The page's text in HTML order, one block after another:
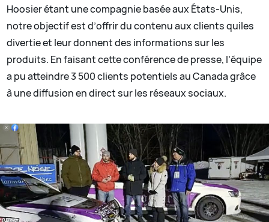
Hoosier étant une compagnie basée aux États-Unis,
notre objectif est d’offrir du contenu aux clients quiles
divertie et leur donnent des informations sur les
produits. En faisant cette conférence de presse, l’équipe
a pu atteindre 3 500 clients potentiels au Canada grâce
à une diffusion en direct sur les réseaux sociaux.